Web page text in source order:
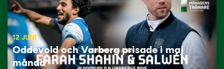
12 JUNI
Oddevold och Varberg prisade i maj
månad